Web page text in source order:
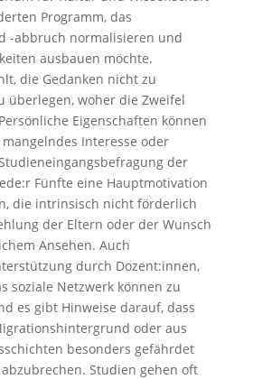
Programm, das
-abbruch normalisieren und
ausbauen möchte.
die Gedanken nicht zu
überlegen, woher die Zweifel
Eigenschaften können
Interesse oder
der
Fünfte eine Hauptmotivation
die intrinsisch nicht förderlich
der Eltern oder der Wunsch
Ansehen. Auch
durch Dozent:innen,
soziale Netzwerk können zu
es gibt Hinweise darauf, dass
oder aus
besonders gefährdet
Studien gehen oft